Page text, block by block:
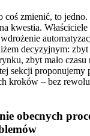
coś zmienić, to
kwestia.
decyzyjnym:
zbyt mało czasu
sekcji proponujemy
kroków – bez
obecnych